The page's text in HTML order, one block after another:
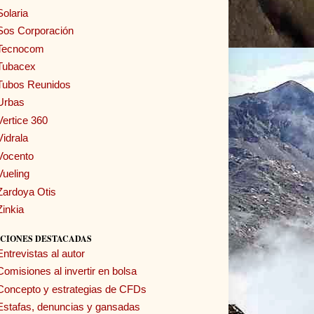
Corporación
Reunidos
360
Otis
DESTACADAS
al autor
al invertir en bolsa
y estrategias de CFDs
denuncias y gansadas